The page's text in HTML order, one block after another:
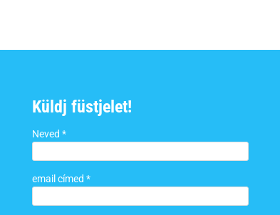
Küldj füstjelet!
Neved *
email címed *